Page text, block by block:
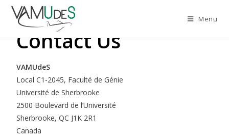
Menu
Contact Us
VAMUdeS
Local C1-2045, Faculté de Génie
Université de Sherbrooke
2500 Boulevard de l’Université
Sherbrooke, QC J1K 2R1
Canada